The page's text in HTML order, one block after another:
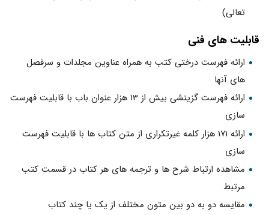
تعالی)
قابلیت های فنی
ارائه فهرست درختى کتب به همراه عناوین مجلدات و سرفصل
های آنها
ارائه فهرست گزینشی بیش از ۱۳ هزار عنوان باب با قابلیت فهرست
سازی
ارائه ۱۷۱ هزار کلمه غيرتكرارى از متن کتاب ها با قابلیت فهرست
سازی
مشاهده ارتباط شرح ها و ترجمه های هر کتاب در قسمت کتب
مرتبط
مقايسه دو به دو بین متون مختلف از يک يا چند کتاب